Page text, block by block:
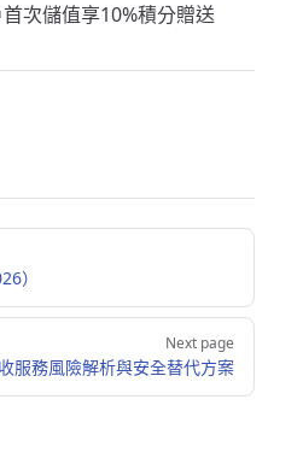
首次儲值享10%積分贈送
）
Next page
服務風險解析與安全替代方案